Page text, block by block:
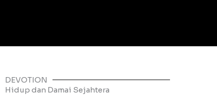
DEVOTION
Hidup dan Damai Sejahtera